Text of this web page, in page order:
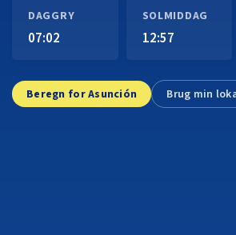
DAGGRY
07:02
SOLMIDDAG
12:57
Beregn for Asunción Brug min